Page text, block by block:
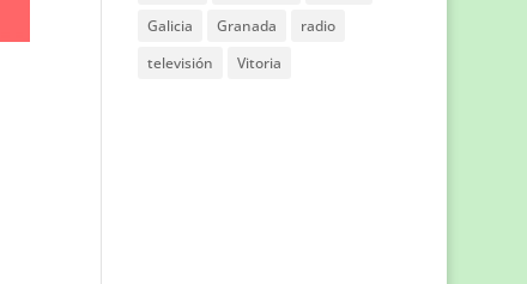
Galicia
Granada
radio
televisión
Vitoria